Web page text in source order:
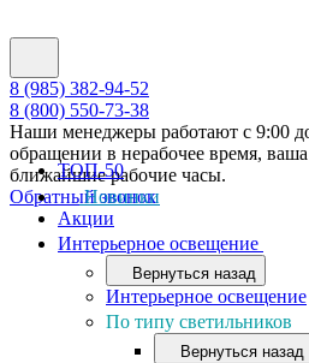
8 (985) 382-94-52
8 (800) 550-73-38
Наши менеджеры работают с 9:00
обращении в нерабочее время, ваша
ближайшие рабочие часы.
Обратный звонок
ТОП-50
Новинки
Акции
Интерьерное освещение
Вернуться назад
Интерьерное освещение
По типу светильников
Вернуться назад